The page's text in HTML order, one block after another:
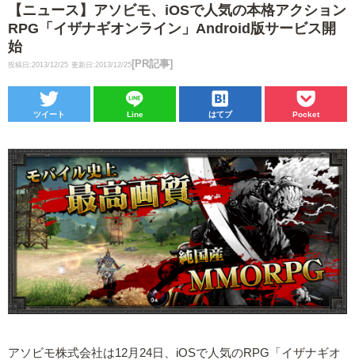
【ニュース】アソビモ、iOSで人気の本格アクション
RPG「イザナギオンライン」Android版サービス開
始
投稿日:2013/12/25 更新日:2013/12/25 [PR記事]
ツイート Line はてブ Pocket
アソビモ株式会社は12月24日、iOSで人気のRPG「イザナギオ